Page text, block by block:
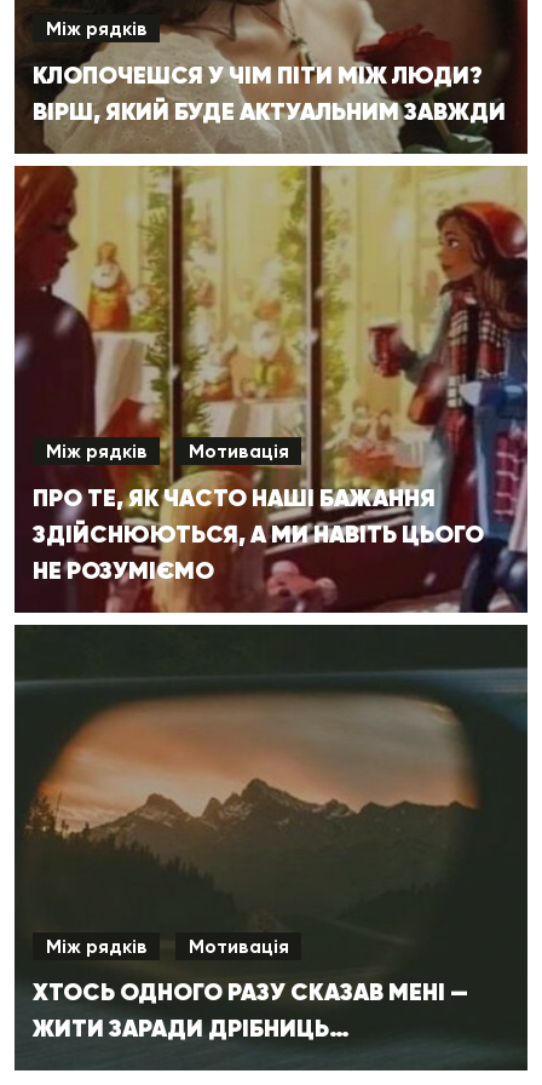
Між рядків
КЛОПОЧЕШСЯ У ЧІМ ПІТИ МІЖ ЛЮДИ?
ВІРШ, ЯКИЙ БУДЕ АКТУАЛЬНИМ ЗАВЖДИ
Між рядків Мотивація
ПРО ТЕ, ЯК ЧАСТО НАШІ БАЖАННЯ
ЗДІЙСНЮЮТЬСЯ, А МИ НАВІТЬ ЦЬОГО
НЕ РОЗУМІЄМО
Між рядків Мотивація
ХТОСЬ ОДНОГО РАЗУ СКАЗАВ МЕНІ —
ЖИТИ ЗАРАДИ ДРІБНИЦЬ…